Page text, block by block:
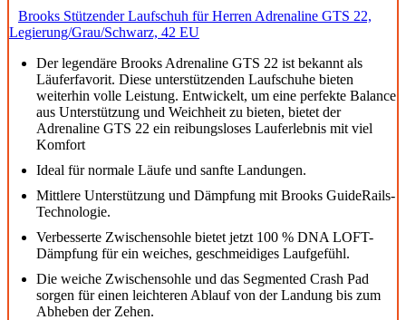
Brooks Stützender Laufschuh für Herren Adrenaline GTS 22,
Legierung/Grau/Schwarz, 42 EU
Der legendäre Brooks Adrenaline GTS 22 ist bekannt als
Läuferfavorit. Diese unterstützenden Laufschuhe bieten
weiterhin volle Leistung. Entwickelt, um eine perfekte Balance
aus Unterstützung und Weichheit zu bieten, bietet der
Adrenaline GTS 22 ein reibungsloses Lauferlebnis mit viel
Komfort
Ideal für normale Läufe und sanfte Landungen.
Mittlere Unterstützung und Dämpfung mit Brooks GuideRails-
Technologie.
Verbesserte Zwischensohle bietet jetzt 100 % DNA LOFT-
Dämpfung für ein weiches, geschmeidiges Laufgefühl.
Die weiche Zwischensohle und das Segmented Crash Pad
sorgen für einen leichteren Ablauf von der Landung bis zum
Abheben der Zehen.